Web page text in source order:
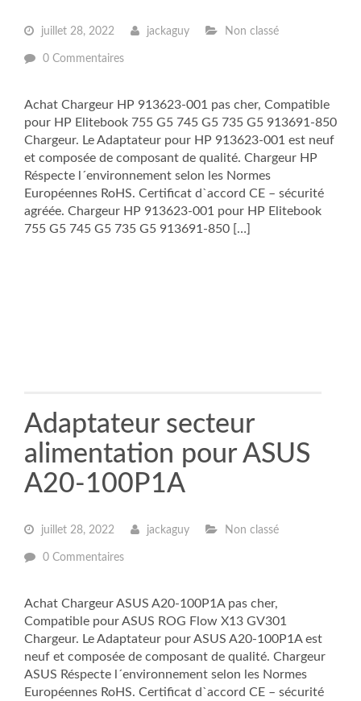
juillet 28, 2022 jackaguy Non classé
0 Commentaires
Achat Chargeur HP 913623-001 pas cher, Compatible
pour HP Elitebook 755 G5 745 G5 735 G5 913691-850
Chargeur. Le Adaptateur pour HP 913623-001 est neuf
et composée de composant de qualité. Chargeur HP
Réspecte l´environnement selon les Normes
Européennes RoHS. Certificat d`accord CE – sécurité
agréée. Chargeur HP 913623-001 pour HP Elitebook
755 G5 745 G5 735 G5 913691-850 […]
Adaptateur secteur
alimentation pour ASUS
A20-100P1A
juillet 28, 2022 jackaguy Non classé
0 Commentaires
Achat Chargeur ASUS A20-100P1A pas cher,
Compatible pour ASUS ROG Flow X13 GV301
Chargeur. Le Adaptateur pour ASUS A20-100P1A est
neuf et composée de composant de qualité. Chargeur
ASUS Réspecte l´environnement selon les Normes
Européennes RoHS. Certificat d`accord CE – sécurité